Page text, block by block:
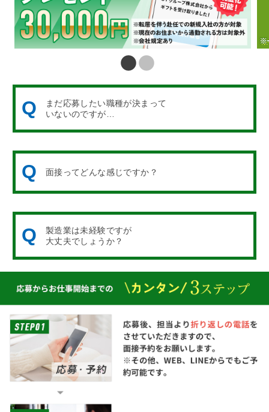
Q
まだ応募したい職種が決まって
いないのですが…
Q 面接ってどんな感じですか？
Q
製造業は未経験ですが
大丈夫でしょうか？